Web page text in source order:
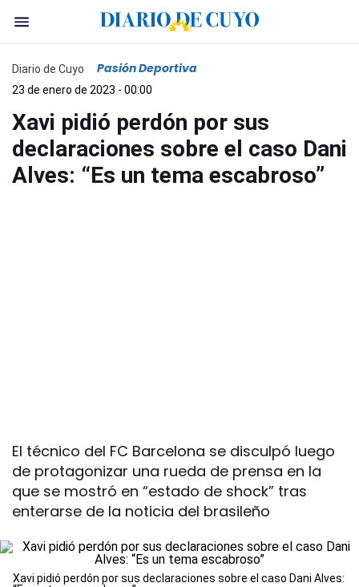
Diario de Cuyo Pasión Deportiva
23 de enero de 2023 - 00:00
Xavi pidió perdón por sus
declaraciones sobre el caso Dani
Alves: “Es un tema escabroso”
El técnico del FC Barcelona se disculpó luego
de protagonizar una rueda de prensa en la
que se mostró en “estado de shock” tras
enterarse de la noticia del brasileño
Xavi pidió perdón por sus declaraciones sobre el caso Dani Alves: